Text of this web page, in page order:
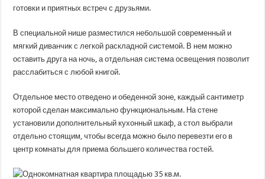
готовки и приятных встреч с друзьями.
В специальной нише разместился небольшой современный и
мягкий диванчик с легкой раскладной системой. В нем можно
оставить друга на ночь, а отдельная система освещения позволит
расслабиться с любой книгой.
Отдельное место отведено и обеденной зоне, каждый сантиметр
которой сделан максимально функциональным. На стене
установили дополнительный кухонный шкаф, а стол выбрали
отдельно стоящим, чтобы всегда можно было перевезти его в
центр комнаты для приема большего количества гостей.